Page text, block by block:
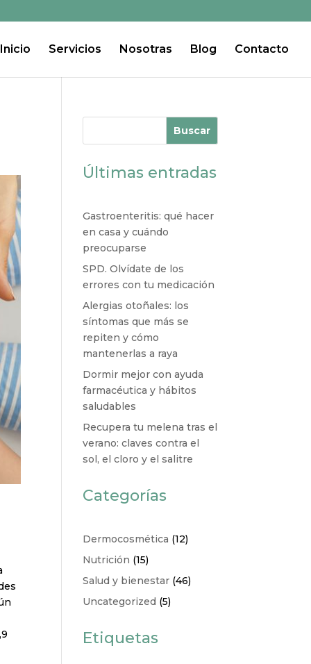
Inicio Servicios Nosotras Blog Contacto
Buscar
Últimas entradas
Gastroenteritis: qué hacer
en casa y cuándo
preocuparse
SPD. Olvídate de los
errores con tu medicación
Alergias otoñales: los
síntomas que más se
repiten y cómo
mantenerlas a raya
Dormir mejor con ayuda
farmacéutica y hábitos
saludables
Recupera tu melena tras el
verano: claves contra el
sol, el cloro y el salitre
Categorías
Dermocosmética (12)
Nutrición (15)
Salud y bienestar (46)
Uncategorized (5)
Etiquetas